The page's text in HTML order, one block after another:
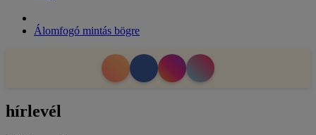
Álomfogó mintás bögre
hírlevél